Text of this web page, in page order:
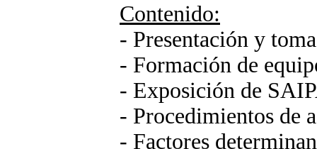
Contenido:
- Presentación y
- Formación de
- Exposición de
- Procedimientos de
- Factores